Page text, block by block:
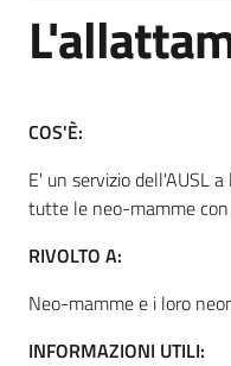
Servizi
per
famiglie
locali
COS'È:
E' un servizio dell'AUSL
tutte le neo-mamme
RIVOLTO A:
Neo-mamme e i loro
INFORMAZIONI UTILI: